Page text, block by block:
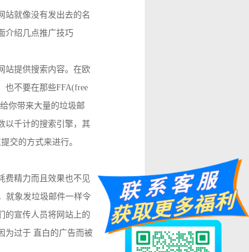
站就像没有发出去的名
介绍几点推广技巧
站提供搜索内容。在欧
也不要在那些FFA(free
你带来大量的垃圾邮
以千计的搜索引擎，其
交的方式来进行。
费精力而且效果也不见
就象发垃圾邮件一样令
的宣传人员将网站上的
为过于 直白的广告而被